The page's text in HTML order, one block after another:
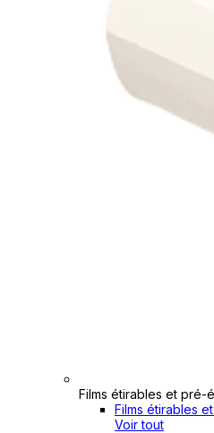
Films étirables et pré-
Films étirables
Voir tout